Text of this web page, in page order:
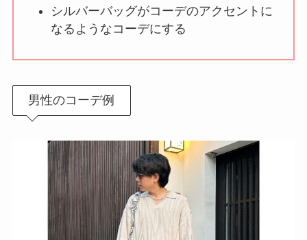
シルバーバッグがコーデのアクセントに
なるようなコーデにする
男性のコーデ例